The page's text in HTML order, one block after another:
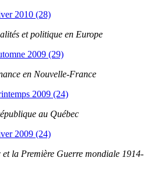
2010 (28)
et politique en Europe
2009 (29)
en Nouvelle-France
2009 (24)
au Québec
2009 (24)
et la Première Guerre mondiale 1914-